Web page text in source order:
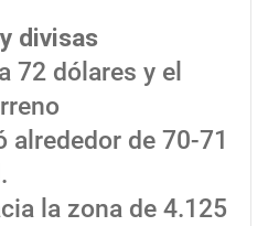
divisas
72 dólares y el
alrededor de 70-71
la zona de 4.125